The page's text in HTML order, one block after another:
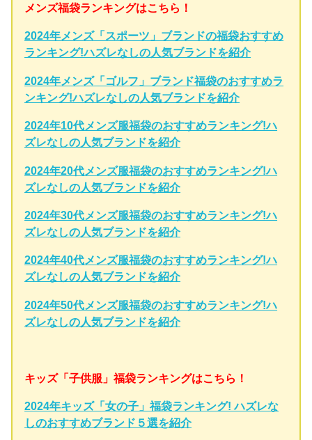
メンズ福袋ランキングはこちら！
2024年メンズ「スポーツ」ブランドの福袋おすすめ
ランキング!ハズレなしの人気ブランドを紹介
2024年メンズ「ゴルフ」ブランド福袋のおすすめラ
ンキング!ハズレなしの人気ブランドを紹介
2024年10代メンズ服福袋のおすすめランキング!ハ
ズレなしの人気ブランドを紹介
2024年20代メンズ服福袋のおすすめランキング!ハ
ズレなしの人気ブランドを紹介
2024年30代メンズ服福袋のおすすめランキング!ハ
ズレなしの人気ブランドを紹介
2024年40代メンズ服福袋のおすすめランキング!ハ
ズレなしの人気ブランドを紹介
2024年50代メンズ服福袋のおすすめランキング!ハ
ズレなしの人気ブランドを紹介
キッズ「子供服」福袋ランキングはこちら！
2024年キッズ「女の子」福袋ランキング! ハズレな
しのおすすめブランド５選を紹介